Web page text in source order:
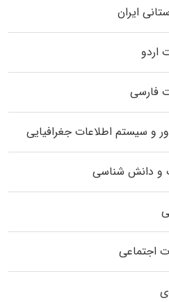
ایران
اردو
فارسی
و سیستم اطلاعات جغرافیایی
و دانش شناسی
اجتماعی